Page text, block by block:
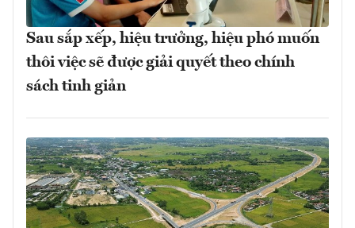
Sau sắp xếp, hiệu trưởng, hiệu phó muốn
thôi việc sẽ được giải quyết theo chính
sách tinh giản